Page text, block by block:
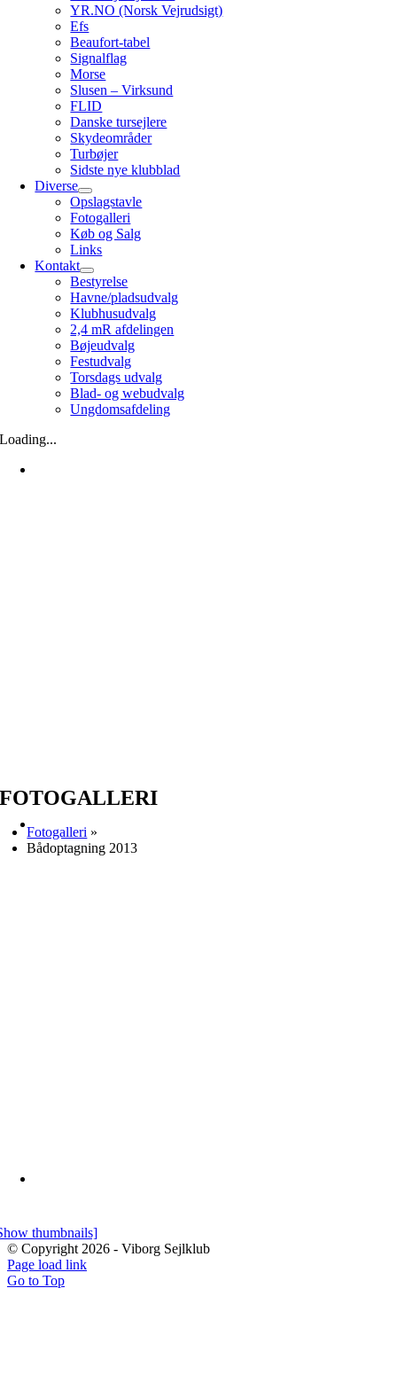
YR.NO (Norsk Vejrudsigt)
Efs
Beaufort-tabel
Signalflag
Morse
Slusen – Virksund
FLID
Danske tursejlere
Skydeområder
Turbøjer
Sidste nye klubblad
Diverse
Opslagstavle
Fotogalleri
Køb og Salg
Links
Kontakt
Bestyrelse
Havne/pladsudvalg
Klubhusudvalg
2,4 mR afdelingen
Bøjeudvalg
Festudvalg
Torsdags udvalg
Blad- og webudvalg
Ungdomsafdeling
Loading...
FOTOGALLERI
Fotogalleri »
Bådoptagning 2013
thumbnails]
© Copyright 2026 - Viborg Sejlklub
Page load link
Go to Top